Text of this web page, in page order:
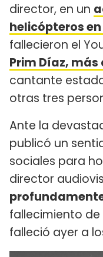
director, en un
helicópteros
fallecieron el
Prim Díaz,
cantante
otras tres
Ante la
publicó un
sociales para
director
fallecimiento de
falleció ayer a